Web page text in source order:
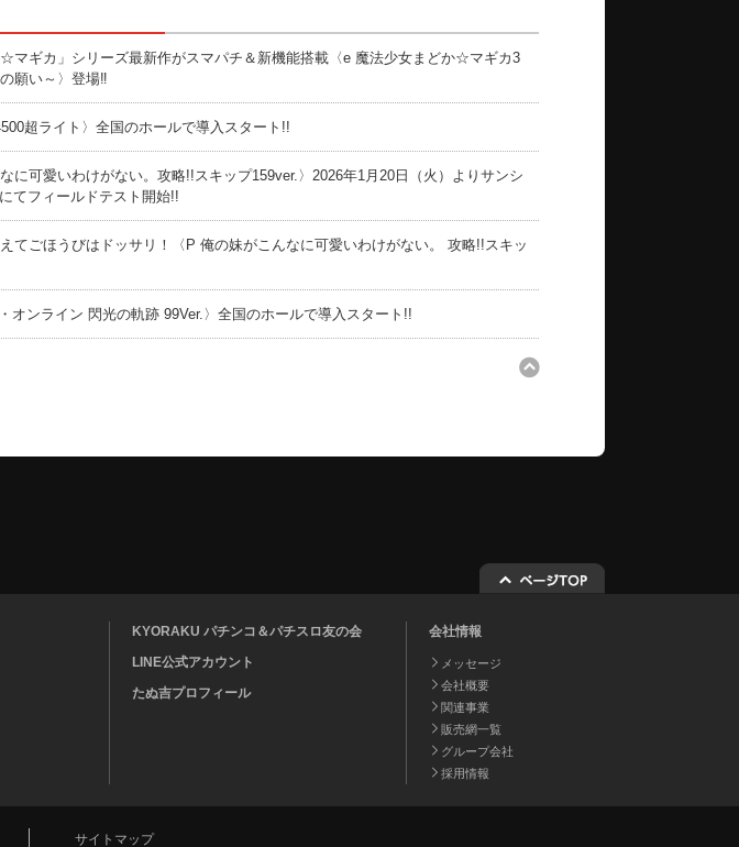
☆マギカ」シリーズ最新作がスマパチ＆新機能搭載〈e 魔法少女まどか☆マギカ3
願い～〉登場‼
超ライト〉全国のホールで導入スタート!!
なに可愛いわけがない。攻略!!スキップ159ver.〉2026年1月20日（火）よりサンシ
てフィールドテスト開始!!
てごほうびはドッサリ！〈P 俺の妹がこんなに可愛いわけがない。 攻略!!スキッ
オンライン 閃光の軌跡 99Ver.〉全国のホールで導入スタート!!
KYORAKU パチンコ＆パチスロ友の会
LINE公式アカウント
たぬ吉プロフィール
会社情報
メッセージ
会社概要
関連事業
販売網一覧
グループ会社
採用情報
サイトマップ